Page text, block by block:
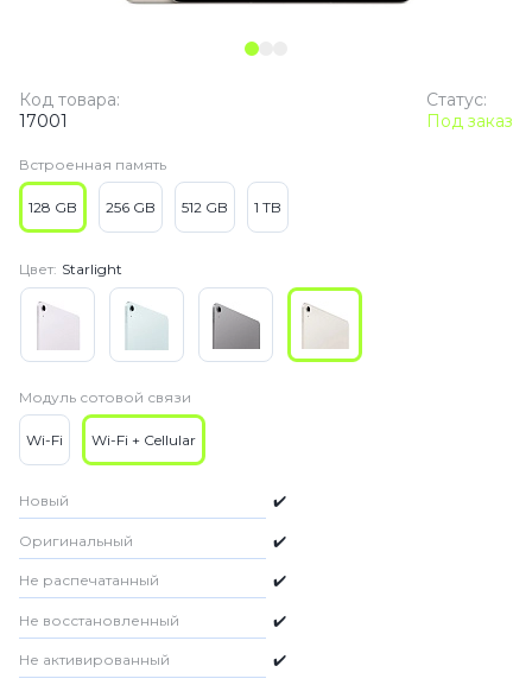
Статус:
Под заказ
Код товара:
17001
Встроенная память
128 GB 256 GB 512 GB 1 TB
Цвет: Starlight
Модуль сотовой связи
Wi-Fi Wi-Fi + Cellular
Новый ✔️
Оригинальный ✔️
Не распечатанный ✔️
Не восстановленный ✔️
Не активированный ✔️